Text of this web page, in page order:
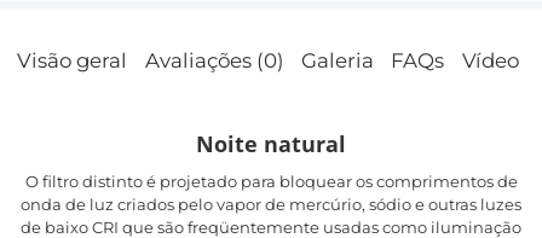
Visão geral Avaliações (0) Galeria FAQs Vídeo
Noite natural
O filtro distinto é projetado para bloquear os comprimentos de
onda de luz criados pelo vapor de mercúrio, sódio e outras luzes
de baixo CRI que são freqüentemente usadas como iluminação